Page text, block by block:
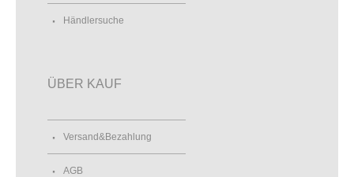
Händlersuche
ÜBER KAUF
Versand&Bezahlung
AGB